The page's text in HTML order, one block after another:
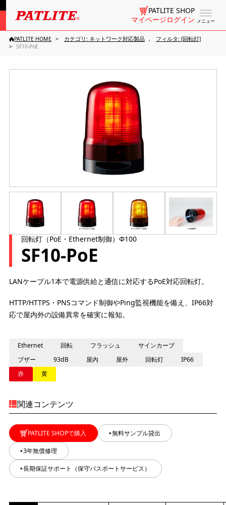
メニュー
PATLITE SHOP
マイページログイン
PATLITE HOME カテゴリ: ネットワーク対応製品
フィルタ: [回転灯]
SF10-PoE
回転灯（PoE・Ethernet制御）Φ100
SF10-PoE
LANケーブル1本で電源供給と通信に対応するPoE対応回転灯。
HTTP/HTTPS・PNSコマンド制御やPing監視機能を備え、IP66対
応で屋内外の設備異常を確実に報知。
Ethernet 回転 フラッシュ
サインカーブ
ブザー
93dB 屋内 屋外 回転灯
IP66
赤
黄
関連コンテンツ
PATLITE SHOPで購入 無料サンプル貸出
3年無償修理
長期保証サポート（保守パスポートサービス）